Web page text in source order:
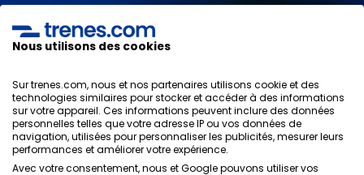
protection des données
ONLINE TRAVEL SOLUTIONS.
Politique de confidentialité
Conditions générales
Politique de sécurité
Nous utilisons des cookies
Sur trenes.com, nous et nos partenaires utilisons cookie et des
technologies similaires pour stocker et accéder à des informations
sur votre appareil. Ces informations peuvent inclure des données
personnelles telles que votre adresse IP ou vos données de
navigation, utilisées pour personnaliser les publicités, mesurer leurs
performances et améliorer votre expérience.
Avec votre consentement, nous et Google pouvons utiliser vos